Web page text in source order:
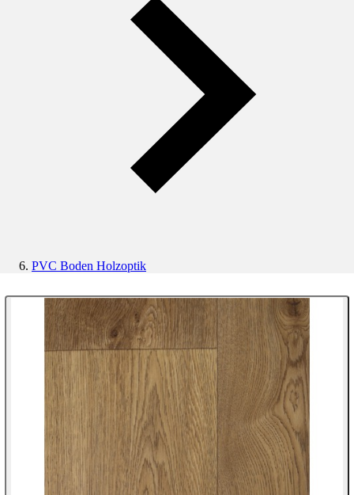
PVC Boden Holzoptik